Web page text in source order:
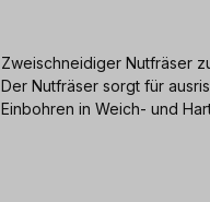
Zweischneidiger Nutfräser
Der Nutfräser sorgt für
Einbohren in Weich- und